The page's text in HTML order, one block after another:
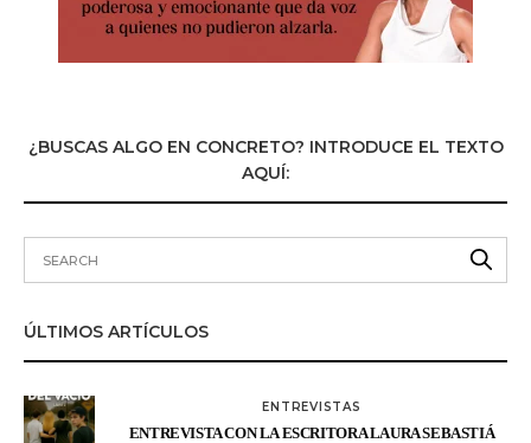
¿BUSCAS ALGO EN CONCRETO? INTRODUCE EL TEXTO
AQUÍ:
ÚLTIMOS ARTÍCULOS
ENTREVISTAS
ENTREVISTA CON LA ESCRITORA LAURA SEBASTIÁ